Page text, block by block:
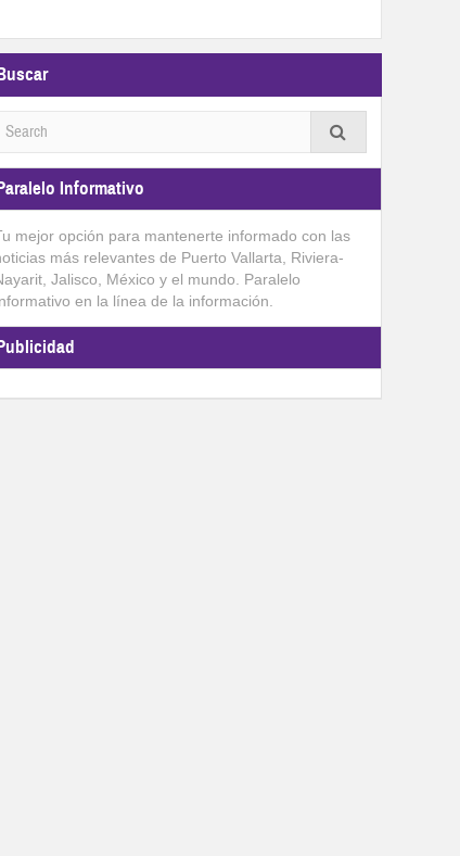
Informativo
mejor opción para mantenerte informado con las
más relevantes de Puerto Vallarta, Riviera-
Jalisco, México y el mundo. Paralelo
en la línea de la información.